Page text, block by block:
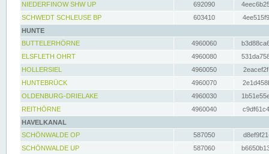
NIEDERFINOW SHW UP
692090
SCHWEDT SCHLEUSE BP
603410
HUNTE
BUTTELERHÖRNE
4960060
ELSFLETH OHRT
4960080
HOLLERSIEL
4960050
HUNTEBRÜCK
4960070
OLDENBURG-DRIELAKE
4960030
REITHÖRNE
4960040
HAVELKANAL
SCHÖNWALDE OP
587050
SCHÖNWALDE UP
587060